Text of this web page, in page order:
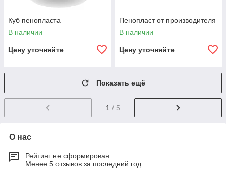
Куб пенопласта
В наличии
Цену уточняйте
Пенопласт от производителя
В наличии
Цену уточняйте
Показать ещё
1 / 5
О нас
Рейтинг не сформирован
Менее 5 отзывов за последний год